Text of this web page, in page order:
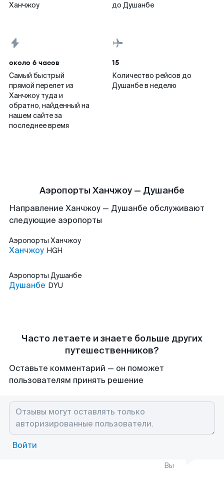
Ханчжоу
до Душанбе
около 6 часов
Самый быстрый
прямой перелет из
Ханчжоу туда и
обратно, найденный на
нашем сайте за
последнее время
15
Количество рейсов до
Душанбе в неделю
Аэропорты Ханчжоу — Душанбе
Направление Ханчжоу — Душанбе обслуживают
следующие аэропорты
Аэропорты Ханчжоу
Ханчжоу HGH
Аэропорты Душанбе
Душанбе DYU
Часто летаете и знаете больше других
путешественников?
Оставьте комментарий — он поможет
пользователям принять решение
Войти
Вы